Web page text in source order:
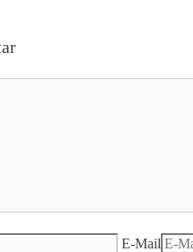
E-Mail